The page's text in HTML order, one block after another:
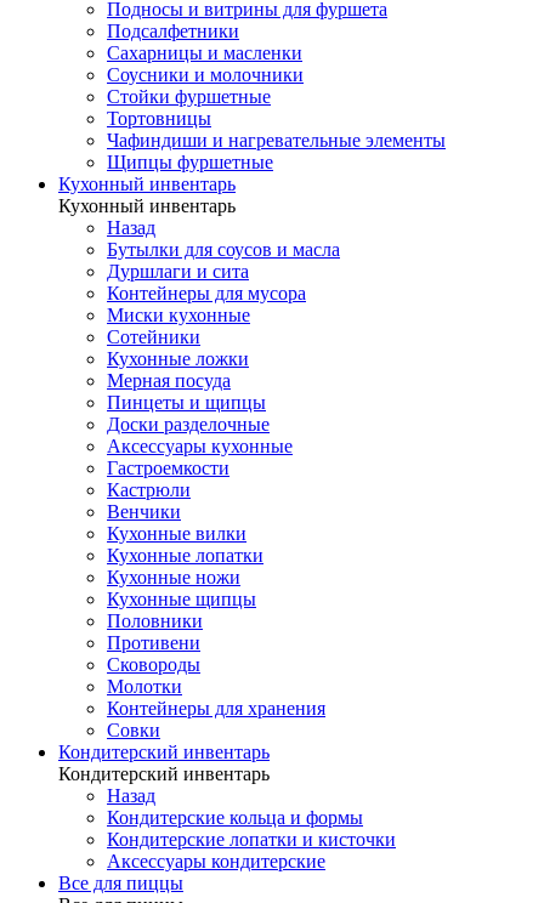
Подносы и витрины для фуршета
Подсалфетники
Сахарницы и масленки
Соусники и молочники
Стойки фуршетные
Тортовницы
Чафиндиши и нагревательные элементы
Щипцы фуршетные
Кухонный инвентарь
Кухонный инвентарь
Назад
Бутылки для соусов и масла
Дуршлаги и сита
Контейнеры для мусора
Миски кухонные
Сотейники
Кухонные ложки
Мерная посуда
Пинцеты и щипцы
Доски разделочные
Аксессуары кухонные
Гастроемкости
Кастрюли
Венчики
Кухонные вилки
Кухонные лопатки
Кухонные ножи
Кухонные щипцы
Половники
Противени
Сковороды
Молотки
Контейнеры для хранения
Совки
Кондитерский инвентарь
Кондитерский инвентарь
Назад
Кондитерские кольца и формы
Кондитерские лопатки и кисточки
Аксессуары кондитерские
Все для пиццы